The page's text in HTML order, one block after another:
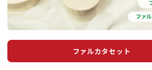
ファルカタセット